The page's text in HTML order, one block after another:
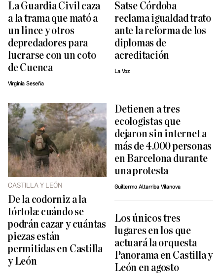
La Guardia Civil caza
a la trama que mató a
un lince y otros
depredadores para
lucrarse con un coto
de Cuenca
Virginia Seseña
Satse Córdoba
reclama igualdad trato
ante la reforma de los
diplomas de
acreditación
La Voz
CASTILLA Y LEÓN
De la codorniz a la
tórtola: cuándo se
podrán cazar y cuántas
piezas están
permitidas en Castilla
y León
Detienen a tres
ecologistas que
dejaron sin internet a
más de 4.000 personas
en Barcelona durante
una protesta
Guillermo Altarriba Vilanova
Los únicos tres
lugares en los que
actuará la orquesta
Panorama en Castilla y
León en agosto